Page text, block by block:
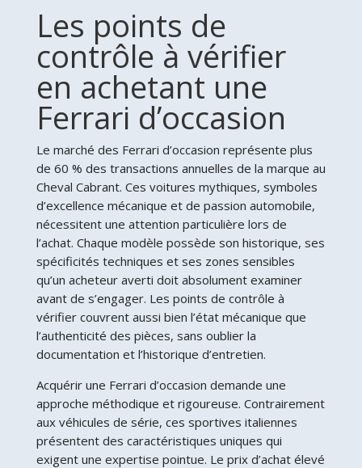
Les points de
contrôle à vérifier
en achetant une
Ferrari d’occasion
Le marché des Ferrari d’occasion représente plus
de 60 % des transactions annuelles de la marque au
Cheval Cabrant. Ces voitures mythiques, symboles
d’excellence mécanique et de passion automobile,
nécessitent une attention particulière lors de
l’achat. Chaque modèle possède son historique, ses
spécificités techniques et ses zones sensibles
qu’un acheteur averti doit absolument examiner
avant de s’engager. Les points de contrôle à
vérifier couvrent aussi bien l’état mécanique que
l’authenticité des pièces, sans oublier la
documentation et l’historique d’entretien.
Acquérir une Ferrari d’occasion demande une
approche méthodique et rigoureuse. Contrairement
aux véhicules de série, ces sportives italiennes
présentent des caractéristiques uniques qui
exigent une expertise pointue. Le prix d’achat élevé